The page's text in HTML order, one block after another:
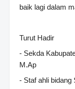
baik lagi dalam
Turut Hadir
- Sekda
M.Ap
- Staf ahli